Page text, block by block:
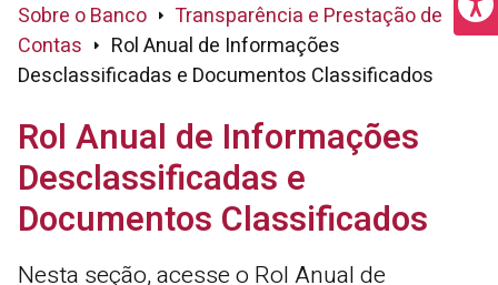
Sobre o Banco
Transparência e Prestação de
Contas
Rol Anual de Informações
Desclassificadas e Documentos Classificados
Rol Anual de Informações
Desclassificadas e
Documentos Classificados
Nesta seção, acesse o Rol Anual de